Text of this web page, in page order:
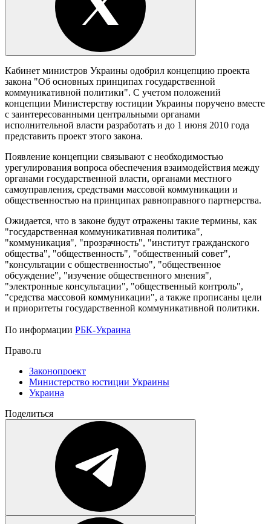
Кабинет министров Украины одобрил концепцию проекта
закона "Об основных принципах государственной
коммуникативной политики". С учетом положений
концепции Министерству юстиции Украины поручено вместе
с заинтересованными центральными органами
исполнительной власти разработать и до 1 июня 2010 года
представить проект этого закона.
Появление концепции связывают с необходимостью
урегулирования вопроса обеспечения взаимодействия между
органами государственной власти, органами местного
самоуправления, средствами массовой коммуникации и
общественностью на принципах равноправного партнерства.
Ожидается, что в законе будут отражены такие термины, как
"государственная коммуникативная политика",
"коммуникация", "прозрачность", "институт гражданского
общества", "общественность", "общественный совет",
"консультации с общественностью", "общественное
обсуждение", "изучение общественного мнения",
"электронные консультации", "общественный контроль",
"средства массовой коммуникации", а также прописаны цели
и приоритеты государственной коммуникативной политики.
По информации РБК-Украина
Право.ru
Законопроект
Министерство юстиции Украины
Украина
Поделиться